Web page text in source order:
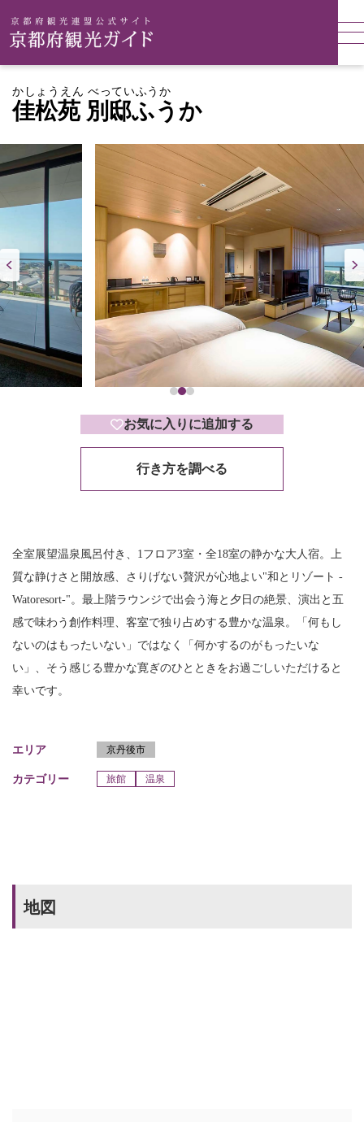
佳松苑 別邸ふうか
かしょうえん べっていふうか
お気に入りに追加する
行き方を調べる
全室展望温泉風呂付き、1フロア3室・全18室の静かな大人宿。上
質な静けさと開放感、さりげない贅沢が心地よい"和とリゾート -
Watoresort-"。最上階ラウンジで出会う海と夕日の絶景、演出と五
感で味わう創作料理、客室で独り占めする豊かな温泉。「何もし
ないのはもったいない」ではなく「何かするのがもったいな
い」、そう感じる豊かな寛ぎのひとときをお過ごしいただけると
幸いです。
エリア 京丹後市
カテゴリー 旅館 温泉
地図